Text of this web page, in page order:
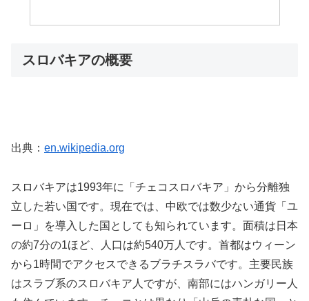
スロバキアの概要
出典： en.wikipedia.org
スロバキアは1993年に「チェコスロバキア」から分離独
立した若い国です。現在では、中欧では数少ない通貨「ユ
ーロ」を導入した国としても知られています。面積は日本
の約7分の1ほど、人口は約540万人です。首都はウィーン
から1時間でアクセスできるブラチスラバです。主要民族
はスラブ系のスロバキア人ですが、南部にはハンガリー人